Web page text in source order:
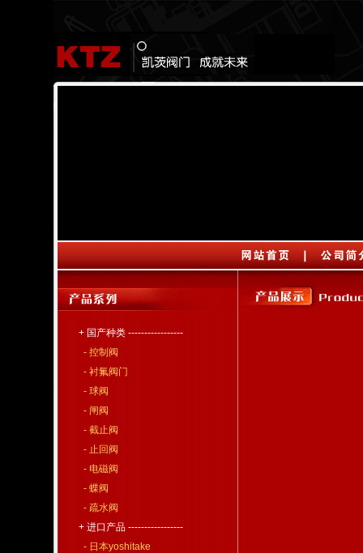
+ 国产种类 -----------------
- 控制阀
- 衬氟阀门
- 球阀
- 闸阀
- 截止阀
- 止回阀
- 电磁阀
- 蝶阀
- 疏水阀
+ 进口产品 -----------------
- 日本yoshitake